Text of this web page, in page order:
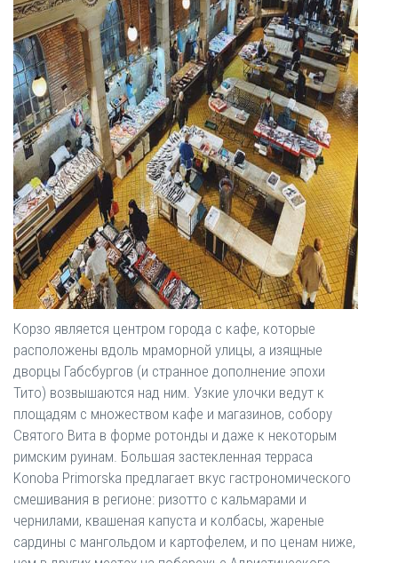
Корзо является центром города с кафе, которые
расположены вдоль мраморной улицы, а изящные
дворцы Габсбургов (и странное дополнение эпохи
Тито) возвышаются над ним. Узкие улочки ведут к
площадям с множеством кафе и магазинов, собору
Святого Вита в форме ротонды и даже к некоторым
римским руинам. Большая застекленная терраса
Konoba Primorska предлагает вкус гастрономического
смешивания в регионе: ризотто с кальмарами и
чернилами, квашеная капуста и колбасы, жареные
сардины с мангольдом и картофелем, и по ценам ниже,